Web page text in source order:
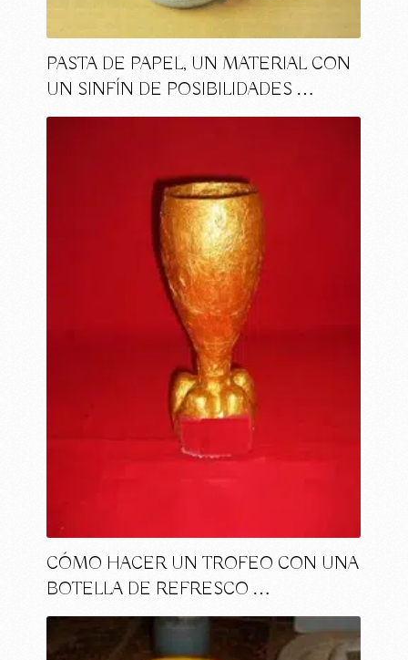
PASTA DE PAPEL, UN MATERIAL CON
UN SINFÍN DE POSIBILIDADES …
CÓMO HACER UN TROFEO CON UNA
BOTELLA DE REFRESCO …